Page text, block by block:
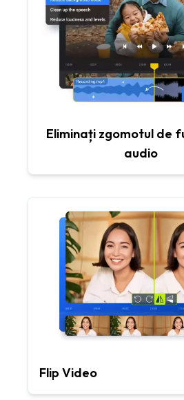
Eliminați zgomotul de
audio
Flip Video